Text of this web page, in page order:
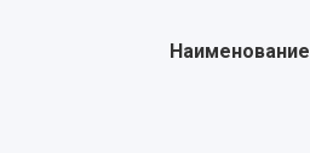
Наименование